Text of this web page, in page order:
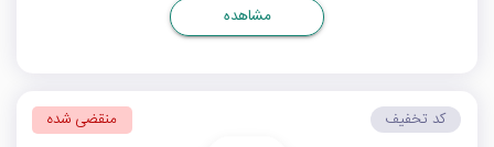
مشاهده
کد تخفیف منقضی شده